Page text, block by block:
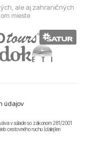
ale aj zahraničných
mieste
údajov
v súlade so zákonom 281/2001
cestovného ruchu (ďalej len